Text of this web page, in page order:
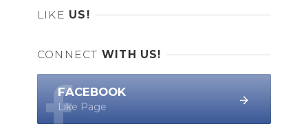
LIKE US!
CONNECT WITH US!
FACEBOOK
Like Page